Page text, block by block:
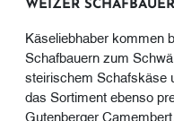
WEIZER
Käseliebhaber kommen
Schafbauern zum
steirischem Schafskäse
das Sortiment ebenso
Gutenberger